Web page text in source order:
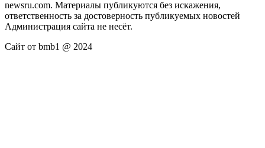
newsru.com. Материалы публикуются без искажения,
ответственность за достоверность публикуемых новостей
Администрация сайта не несёт.
Сайт от bmb1 @ 2024